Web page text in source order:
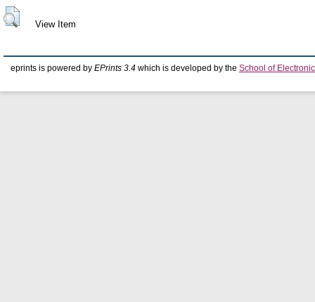
View Item
eprints is powered by EPrints 3.4 which is developed by the School of